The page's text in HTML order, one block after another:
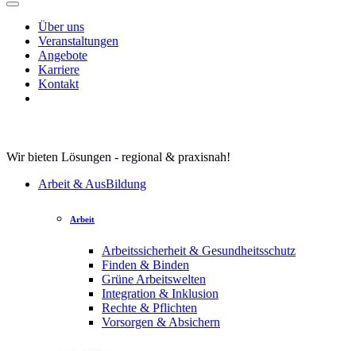
Über uns
Veranstaltungen
Angebote
Karriere
Kontakt
Wir bieten Lösungen - regional & praxisnah!
Arbeit & AusBildung
Arbeit
Arbeitssicherheit & Gesundheitsschutz
Finden & Binden
Grüne Arbeitswelten
Integration & Inklusion
Rechte & Pflichten
Vorsorgen & Absichern